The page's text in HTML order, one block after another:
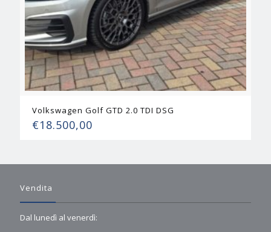
Volkswagen Golf GTD 2.0 TDI DSG
€18.500,00
Vendita
Dal lunedì al venerdì: